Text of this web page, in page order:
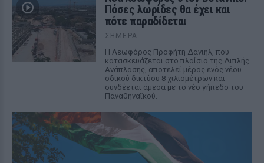
Πόσες λωρίδες θα έχει και
πότε παραδίδεται
ΣΉΜΕΡΑ
Η Λεωφόρος Προφήτη Δανιήλ, που
κατασκευάζεται στο πλαίσιο της Διπλής
Ανάπλασης, αποτελεί μέρος ενός νέου
οδικού δικτύου 8 χιλιομέτρων και
συνδέεται άμεσα με το νέο γήπεδο του
Παναθηναϊκού.